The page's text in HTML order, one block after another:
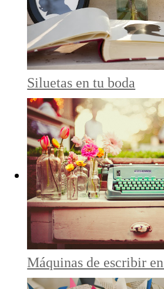
Siluetas en tu boda
Máquinas de escribir